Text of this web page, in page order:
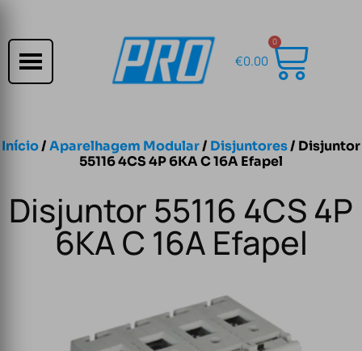
€0.00
0
Início/Aparelhagem Modular/ Disjuntores/ Disjuntor
55116 4CS 4P 6KA C 16A Efapel
Disjuntor 55116 4CS 4P
6KA C 16A Efapel